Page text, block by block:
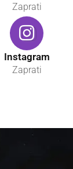
Zaprati
Instagram
Zaprati